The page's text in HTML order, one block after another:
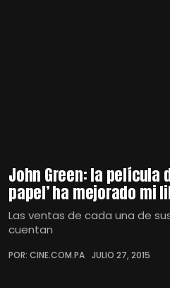
John Green: la película
papel’ ha mejorado mi
Las ventas de cada una de
cuentan
POR: CINE.COM.PA JULIO 27, 2015